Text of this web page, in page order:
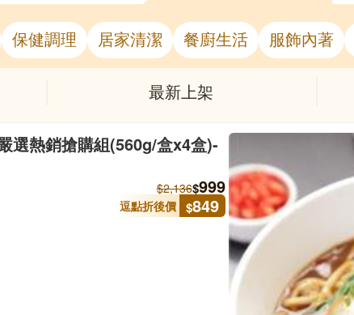
保健調理 居家清潔 餐廚生活 服飾內著
最新上架
選熱銷搶購組(560g/盒x4盒)-
$2,136$999
逗點折後價 $849